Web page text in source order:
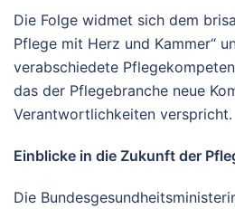
Die Folge widmet sich dem
Pflege mit Herz und Kammer“
verabschiedete
das der Pflegebranche neue
Verantwortlichkeiten verspricht.
Einblicke in die Zukunft der
Die